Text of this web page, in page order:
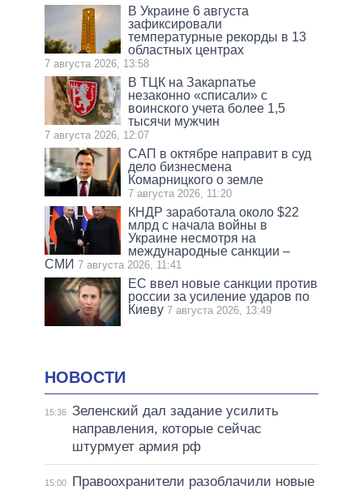
В Украине 6 августа
зафиксировали
температурные рекорды в 13
областных центрах
7 августа 2026, 13:58
В ТЦК на Закарпатье
незаконно «списали» с
воинского учета более 1,5
тысячи мужчин
7 августа 2026, 12:07
САП в октябре направит в суд
дело бизнесмена
Комарницкого о земле
7 августа 2026, 11:20
КНДР заработала около $22
млрд с начала войны в
Украине несмотря на
международные санкции –
СМИ 7 августа 2026, 11:41
ЕС ввел новые санкции против
россии за усиление ударов по
Киеву 7 августа 2026, 13:49
НОВОСТИ
15:36 Зеленский дал задание усилить
направления, которые сейчас
штурмует армия рф
15:00
Правоохранители разоблачили новые